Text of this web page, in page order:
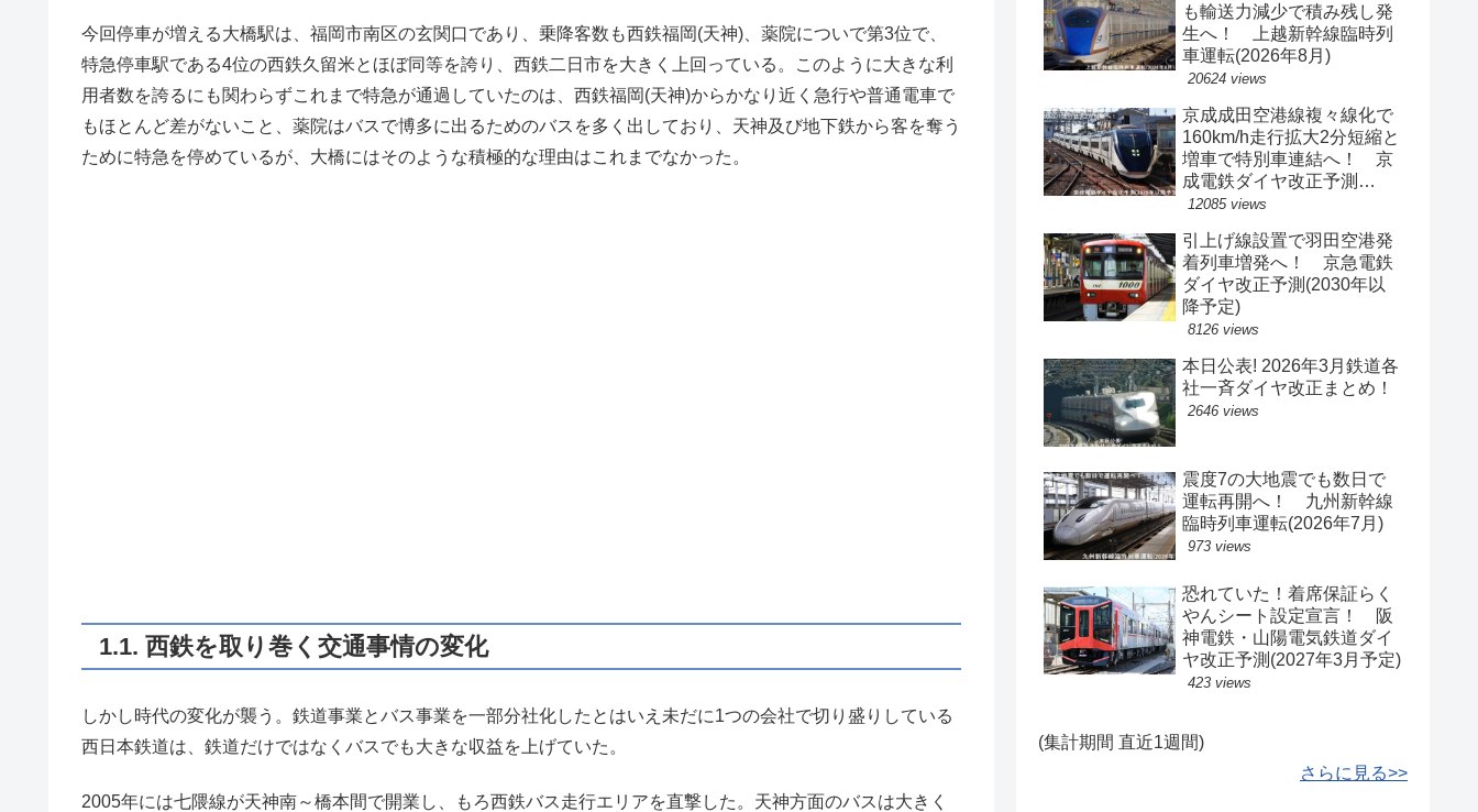
今回停車が増える大橋駅は、福岡市南区の玄関口であり、乗降客数も西鉄福岡(天神)、薬院についで第3位で、
特急停車駅である4位の西鉄久留米とほぼ同等を誇り、西鉄二日市を大きく上回っている。このように大きな利
用者数を誇るにも関わらずこれまで特急が通過していたのは、西鉄福岡(天神)からかなり近く急行や普通電車で
もほとんど差がないこと、薬院はバスで博多に出るためのバスを多く出しており、天神及び地下鉄から客を奪う
ために特急を停めているが、大橋にはそのような積極的な理由はこれまでなかった。
1.1. 西鉄を取り巻く交通事情の変化
しかし時代の変化が襲う。鉄道事業とバス事業を一部分社化したとはいえ未だに1つの会社で切り盛りしている
西日本鉄道は、鉄道だけではなくバスでも大きな収益を上げていた。
2005年には七隈線が天神南～橋本間で開業し、もろ西鉄バス走行エリアを直撃した。天神方面のバスは大きく
も輸送力減少で積み残し発
生へ！ 上越新幹線臨時列
車運転(2026年8月)
20624 views
京成成田空港線複々線化で
160km/h走行拡大2分短縮と
増車で特別車連結へ！ 京
成電鉄ダイヤ改正予測
(2029年以降予定)
12085 views
引上げ線設置で羽田空港発
着列車増発へ！ 京急電鉄
ダイヤ改正予測(2030年以
降予定)
8126 views
本日公表! 2026年3月鉄道各
社一斉ダイヤ改正まとめ！
2646 views
震度7の大地震でも数日で
運転再開へ！ 九州新幹線
臨時列車運転(2026年7月)
973 views
恐れていた！着席保証らく
やんシート設定宣言！ 阪
神電鉄・山陽電気鉄道ダイ
ヤ改正予測(2027年3月予定)
423 views
(集計期間 直近1週間)
さらに見る>>